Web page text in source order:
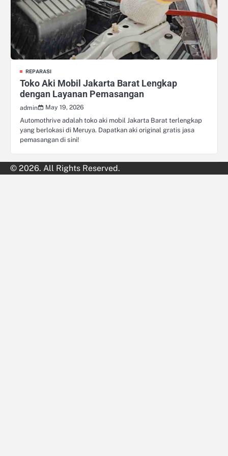
REPARASI
Toko Aki Mobil Jakarta Barat Lengkap
dengan Layanan Pemasangan
admin
May 19, 2026
Automothrive adalah toko aki mobil Jakarta Barat terlengkap
yang berlokasi di Meruya. Dapatkan aki original gratis jasa
pemasangan di sini!
© 2026. All Rights Reserved.